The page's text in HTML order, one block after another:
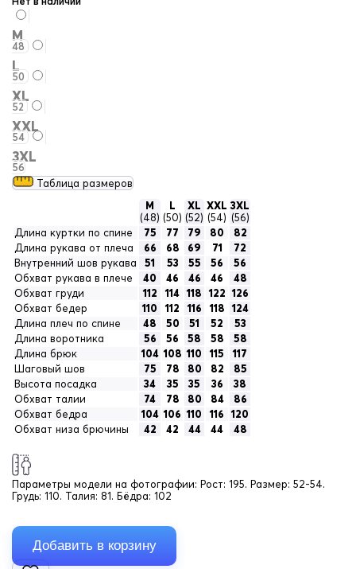
M
48
L
50
XL
52
XXL
54
3XL
56
Таблица размеров
M
(48)
L
(50)
XL
(52)
XXL
(54)
3XL
(56)
Длина куртки по спине
75 77 79 80
82
Длина рукава от плеча
66 68 69 71
72
Внутренний шов рукава
51 53 55 56
56
Обхват рукава в плече
40 46 46 46
48
Обхват груди
112 114 118 122 126
Обхват бедер
110 112 116 118 124
Длина плеч по спине
48 50 51 52
53
Длина воротника
56 56 58 58
58
Длина брюк
104 108 110 115
117
Шаговый шов
75 78 80 82
85
Высота посадка
34 35 35 36
38
Обхват талии
74 78 80 84
86
Обхват бедра
104 106 110 116
120
Обхват низа брючины
42 42 44 44 48
Параметры модели на фотографии: Рост: 195. Размер: 52-54.
Грудь: 110. Талия: 81. Бёдра: 102